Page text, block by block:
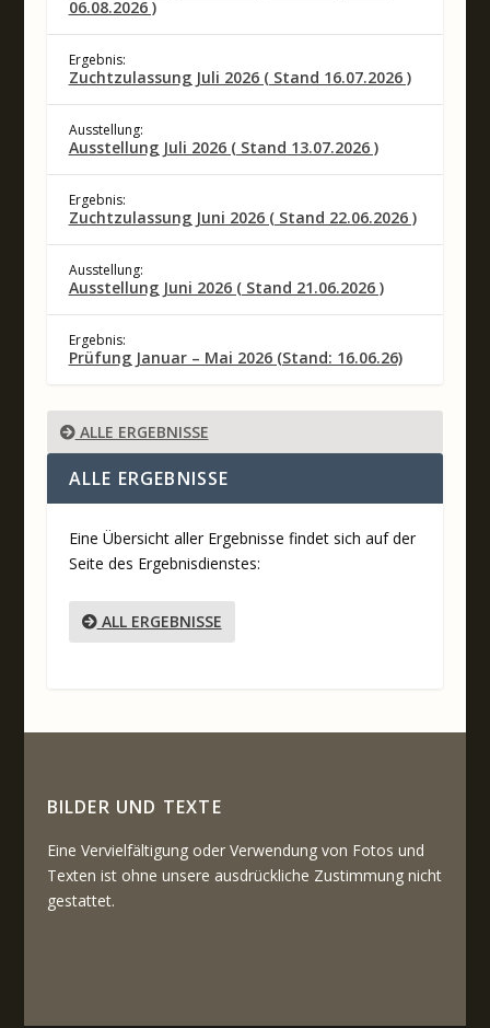
06.08.2026 )
Ergebnis:
Zuchtzulassung Juli 2026 ( Stand 16.07.2026 )
Ausstellung:
Ausstellung Juli 2026 ( Stand 13.07.2026 )
Ergebnis:
Zuchtzulassung Juni 2026 ( Stand 22.06.2026 )
Ausstellung:
Ausstellung Juni 2026 ( Stand 21.06.2026 )
Ergebnis:
Prüfung Januar – Mai 2026 (Stand: 16.06.26)
ALLE ERGEBNISSE
ALLE ERGEBNISSE
Eine Übersicht aller Ergebnisse findet sich auf der
Seite des Ergebnisdienstes:
ALL ERGEBNISSE
BILDER UND TEXTE
Eine Vervielfältigung oder Verwendung von Fotos und
Texten ist ohne unsere ausdrückliche Zustimmung nicht
gestattet.